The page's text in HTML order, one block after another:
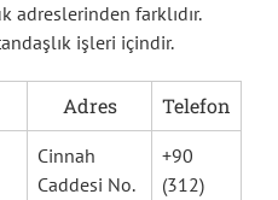
farklıdır.
işleri içindir.
Adres Telefon
Cinnah
Caddesi No.
+90
(312)